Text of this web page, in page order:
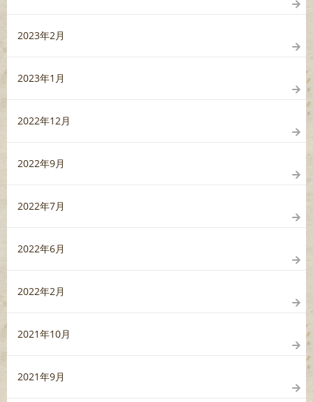
2023年2月
2023年1月
2022年12月
2022年9月
2022年7月
2022年6月
2022年2月
2021年10月
2021年9月